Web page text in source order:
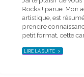
quelque chose)
16 janvier 2019
Ce non-titre à
véritable pour lequel
Rocks ! parue. Mon
artistique, est
prendre
petit format, cette
LIRE LA SUITE"ACTUALITÉ
PHOTO